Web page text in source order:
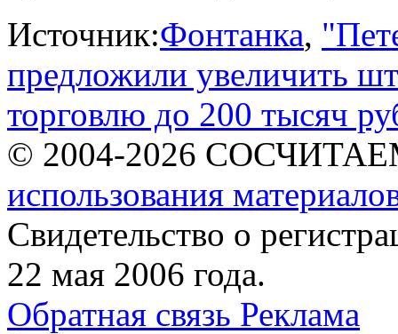
Источник:Фонтанка,
предложили увеличить
торговлю до 200 тысяч
© 2004-2026
использования
Свидетельство о
22 мая 2006 года.
Обратная связь Реклама